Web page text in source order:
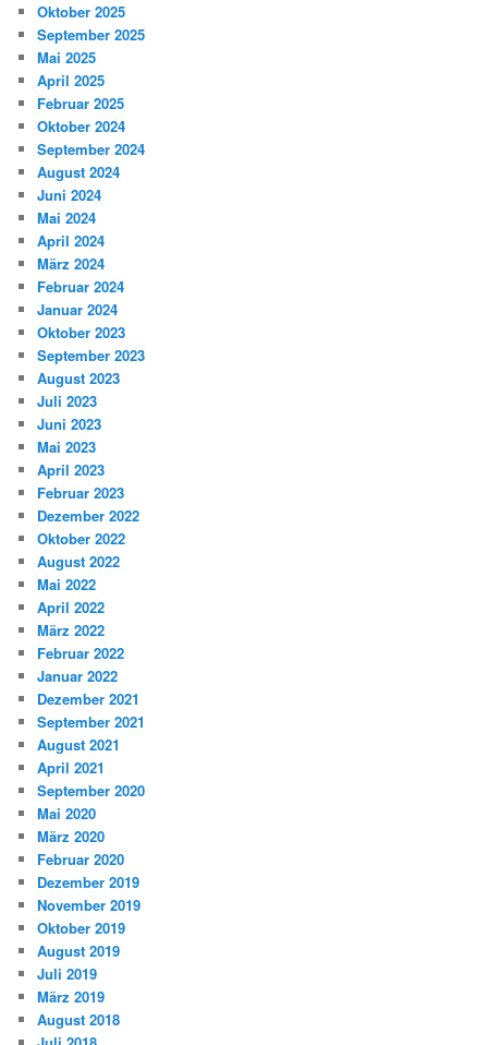
Oktober 2025
September 2025
Mai 2025
April 2025
Februar 2025
Oktober 2024
September 2024
August 2024
Juni 2024
Mai 2024
April 2024
März 2024
Februar 2024
Januar 2024
Oktober 2023
September 2023
August 2023
Juli 2023
Juni 2023
Mai 2023
April 2023
Februar 2023
Dezember 2022
Oktober 2022
August 2022
Mai 2022
April 2022
März 2022
Februar 2022
Januar 2022
Dezember 2021
September 2021
August 2021
April 2021
September 2020
Mai 2020
März 2020
Februar 2020
Dezember 2019
November 2019
Oktober 2019
August 2019
Juli 2019
März 2019
August 2018